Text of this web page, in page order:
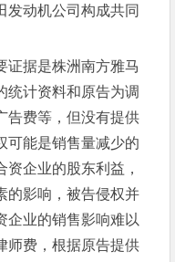
发动机公司构成共同
据是株洲南方雅马
统计资料和原告为调
告费等，但没有提供
可能是销售量减少的
企业的股东利益，
的影响，被告侵权并
企业的销售影响难以
师费，根据原告提供